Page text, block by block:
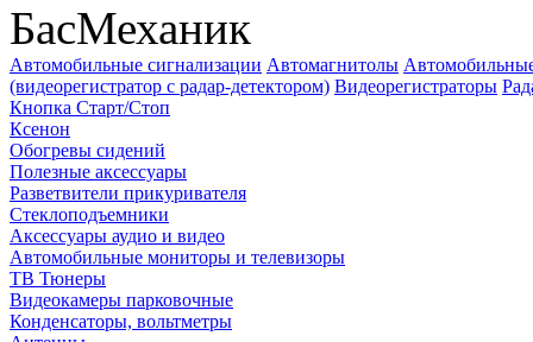
БасМеханик
Автомобильные сигнализации Автомагнитолы
(видеорегистратор с радар-детектором) Видеорегистраторы
Кнопка Старт/Стоп
Ксенон
Обогревы сидений
Полезные аксессуары
Разветвители прикуривателя
Стеклоподъемники
Аксессуары аудио и видео
Автомобильные мониторы и телевизоры
ТВ Тюнеры
Видеокамеры парковочные
Конденсаторы, вольтметры